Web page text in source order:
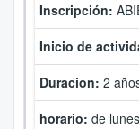
Inscripción:
Inicio de
Duracion: 2
horario: de